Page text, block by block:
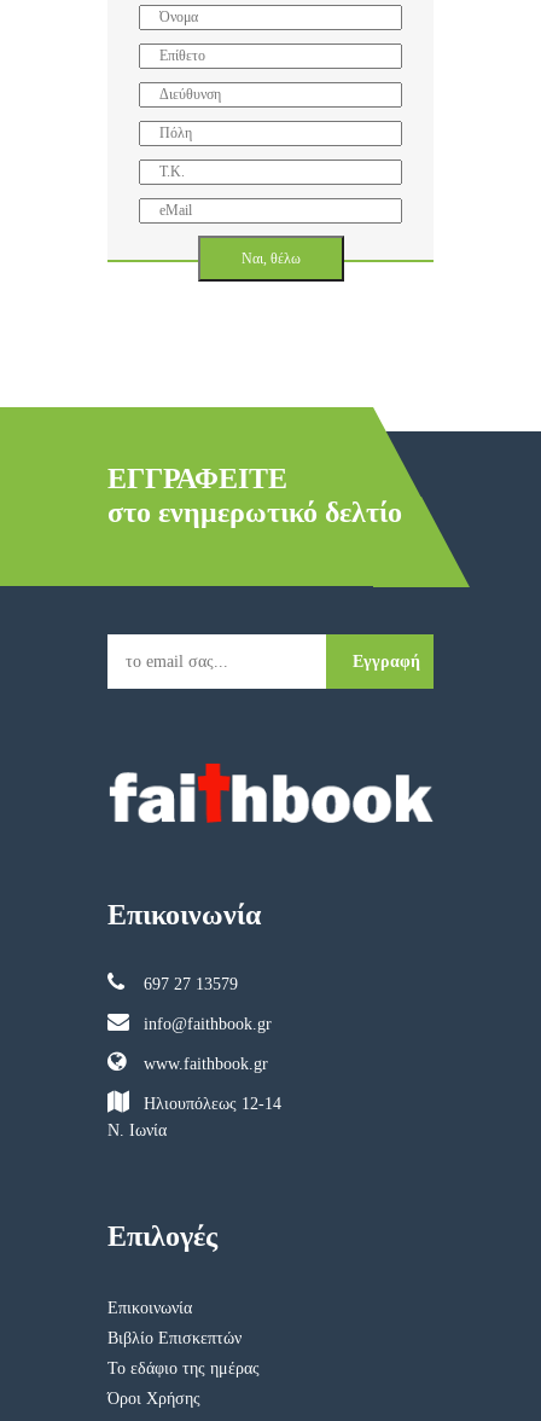
Ναι, θέλω
ΕΓΓΡΑΦΕΙΤΕ
στο ενημερωτικό δελτίο
Εγγραφή
Επικοινωνία
697 27 13579
info@faithbook.gr
www.faithbook.gr
Ηλιουπόλεως 12-14
Ν. Ιωνία
Επιλογές
Επικοινωνία
Βιβλίο Επισκεπτών
Το εδάφιο της ημέρας
Όροι Χρήσης